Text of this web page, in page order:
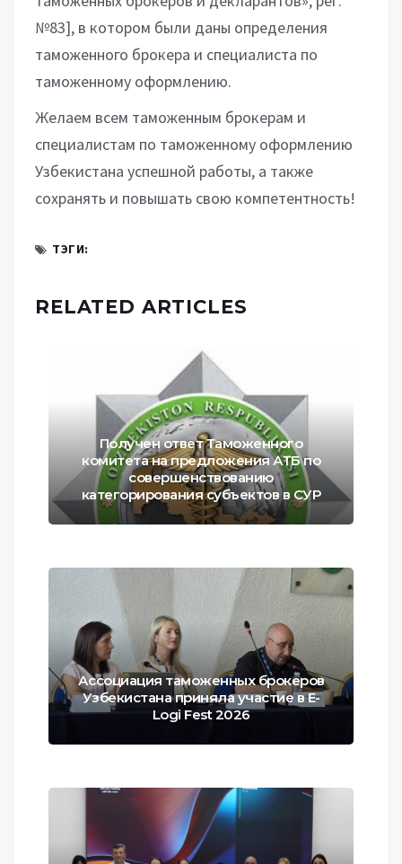
№83], в котором были даны определения
таможенного брокера и специалиста по
таможенному оформлению.
Желаем всем таможенным брокерам и
специалистам по таможенному оформлению
Узбекистана успешной работы, а также
сохранять и повышать свою компетентность!
ТЭГИ:
RELATED ARTICLES
Получен ответ Таможенного
комитета на предложения АТБ по
совершенствованию
категорирования субъектов в СУР
Ассоциация таможенных брокеров
Узбекистана приняла участие в E-
Logi Fest 2026